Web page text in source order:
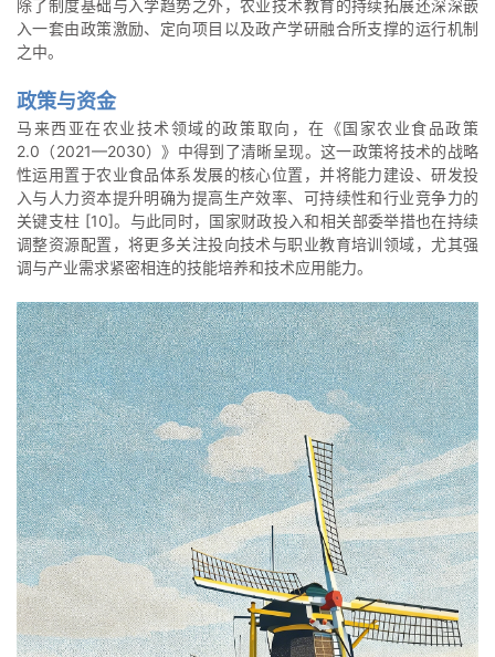
除了制度基础与入学趋势之外，农业技术教育的持续拓展还深深嵌
入一套由政策激励、定向项目以及政产学研融合所支撑的运行机制
之中。
政策与资金
马来西亚在农业技术领域的政策取向，在《国家农业食品政策
2.0（2021—2030）》中得到了清晰呈现。这一政策将技术的战略
性运用置于农业食品体系发展的核心位置，并将能力建设、研发投
入与人力资本提升明确为提高生产效率、可持续性和行业竞争力的
关键支柱 [10]。与此同时，国家财政投入和相关部委举措也在持续
调整资源配置，将更多关注投向技术与职业教育培训领域，尤其强
调与产业需求紧密相连的技能培养和技术应用能力。